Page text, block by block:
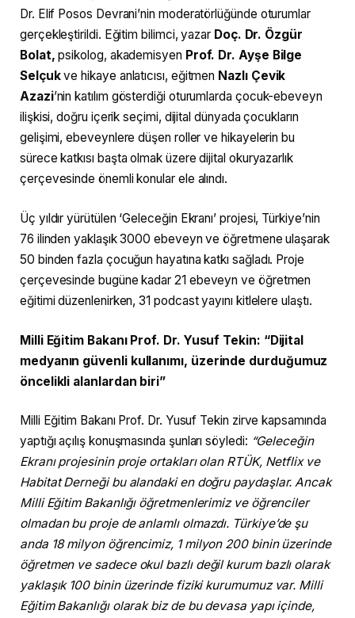
Dr. Elif Posos Devrani’nin moderatörlüğünde oturumlar
gerçekleştirildi. Eğitim bilimci, yazar Doç. Dr. Özgür
Bolat,psikolog, akademisyen Prof. Dr. Ayşe Bilge
Selçukve hikaye anlatıcısı, eğitmen Nazlı Çevik
Azazi’nin katılım gösterdiği oturumlarda çocuk-ebeveyn
ilişkisi, doğru içerik seçimi, dijital dünyada çocukların
gelişimi, ebeveynlere düşen roller ve hikayelerin bu
sürece katkısı başta olmak üzere dijital okuryazarlık
çerçevesinde önemli konular ele alındı.
Üç yıldır yürütülen ‘Geleceğin Ekranı’ projesi, Türkiye’nin
76 ilinden yaklaşık 3000 ebeveyn ve öğretmene ulaşarak
50 binden fazla çocuğun hayatına katkı sağladı. Proje
çerçevesinde bugüne kadar 21 ebeveyn ve öğretmen
eğitimi düzenlenirken, 31 podcast yayını kitlelere ulaştı.
Milli Eğitim Bakanı Prof. Dr. Yusuf Tekin: “Dijital
medyanın güvenli kullanımı, üzerinde durduğumuz
öncelikli alanlardan biri”
Milli Eğitim Bakanı Prof. Dr. Yusuf Tekin zirve kapsamında
yaptığı açılış konuşmasında şunları söyledi: “Geleceğin
Ekranı projesinin proje ortakları olan RTÜK, Netflix ve
Habitat Derneği bu alandaki en doğru paydaşlar. Ancak
Milli Eğitim Bakanlığı öğretmenlerimiz ve öğrenciler
olmadan bu proje de anlamlı olmazdı. Türkiye’de şu
anda 18 milyon öğrencimiz, 1 milyon 200 binin üzerinde
öğretmen ve sadece okul bazlı değil kurum bazlı olarak
yaklaşık 100 binin üzerinde fiziki kurumumuz var. Milli
Eğitim Bakanlığı olarak biz de bu devasa yapı içinde,